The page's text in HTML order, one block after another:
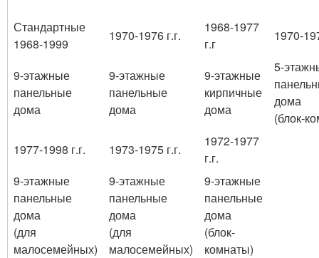
Стандартные
1968-1999
1970-1976 г.г.
1968-1977
г.г
1970-
9-этажные
панельные
дома
9-этажные
панельные
дома
9-этажные
кирпичные
дома
5-
дома
(блок-
1977-1998 г.г.
1973-1975 г.г.
1972-1977
г.г.
9-этажные
панельные
дома
(для
малосемейных)
9-этажные
панельные
дома
(для
малосемейных)
9-этажные
панельные
дома
(блок-
комнаты)